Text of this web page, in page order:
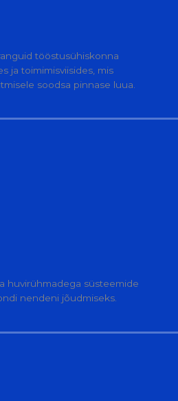
tööstusühiskonna
ja toimimisviisides, mis
soodsa pinnase luua.
huvirühmadega süsteemide
nendeni jõudmiseks.